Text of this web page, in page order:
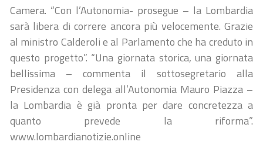
Camera. “Con l’Autonomia- prosegue – la Lombardia
sarà libera di correre ancora più velocemente. Grazie
al ministro Calderoli e al Parlamento che ha creduto in
questo progetto”. “Una giornata storica, una giornata
bellissima – commenta il sottosegretario alla
Presidenza con delega all’Autonomia Mauro Piazza –
la Lombardia è già pronta per dare concretezza a
quanto prevede la riforma”.
www.lombardianotizie.online